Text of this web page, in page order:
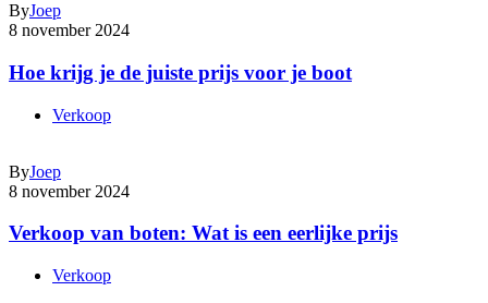
ByJoep
8 november 2024
Hoe krijg je de juiste prijs voor je boot
Verkoop
ByJoep
8 november 2024
Verkoop van boten: Wat is een eerlijke prijs
Verkoop